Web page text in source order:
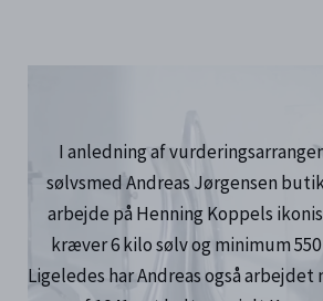
I anledning af
sølvsmed Andreas Jørgensen
arbejde på Henning Koppels
kræver 6 kilo sølv og minimum
Ligeledes har Andreas også arbejdet